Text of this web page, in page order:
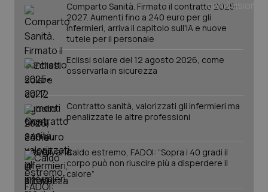
Comparto Sanità. Firmato il contratto 2025-
2027. Aumenti fino a 240 euro per gli
infermieri, arriva il capitolo sull'IA e nuove
tutele per il personale
Eclissi solare del 12 agosto 2026, come
osservarla in sicurezza
Contratto sanità, valorizzati gli infermieri ma
penalizzate le altre professioni
Caldo estremo, FADOI: “Sopra i 40 gradi il
corpo può non riuscire più a disperdere il
calore”
tracking-sites-ironfish-
session-id
_ga
Google LLC
.quotidianosanita.it